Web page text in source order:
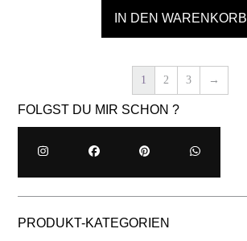
IN DEN WARENKORB
1 2 3 →
FOLGST DU MIR SCHON ?
PRODUKT-KATEGORIEN